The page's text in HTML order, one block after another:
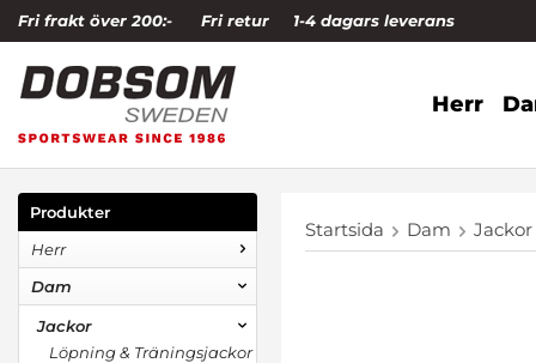
Fri frakt över 200:- Fri retur 1-4 dagars leverans
Herr
Produkter
Herr
Dam
Jackor
Löpning & Träningsjackor
Startsida Dam Jackor